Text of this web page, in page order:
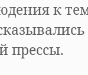
к
прессы.